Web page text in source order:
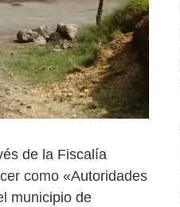
de la Fiscalía
como «Autoridades
municipio de